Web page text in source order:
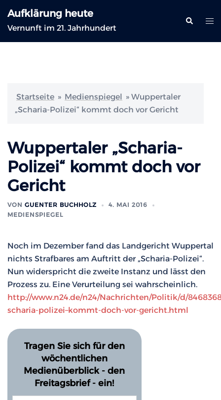
Inhalt
springen
Aufklärung heute
Vernunft im 21. Jahrhundert
Suche
Startseite » Medienspiegel » Wuppertaler
„Scharia-Polizei“ kommt doch vor Gericht
Wuppertaler „Scharia-
Polizei“ kommt doch vor
Gericht
VON GUENTER BUCHHOLZ
4. MAI 2016
MEDIENSPIEGEL
Noch im Dezember fand das Landgericht Wuppertal
nichts Strafbares am Auftritt der „Scharia-Polizei“.
Nun widerspricht die zweite Instanz und lässt den
Prozess zu. Eine Verurteilung sei wahrscheinlich.
http://www.n24.de/n24/Nachrichten/Politik/d/
scharia-polizei–kommt-doch-vor-gericht.html
Tragen Sie sich für den
wöchentlichen
Medienüberblick - den
Freitagsbrief - ein!